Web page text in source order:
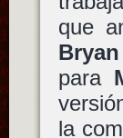
que
para
la